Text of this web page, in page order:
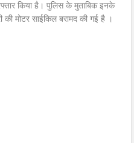
किया है। पुलिस के मुताबिक इनके
मोटर साईकिल बरामद की गई है ।